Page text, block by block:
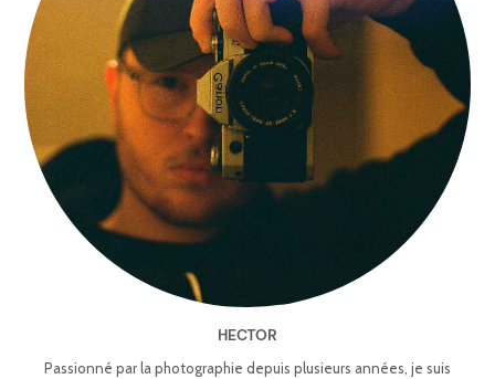
HECTOR
Passionné par la photographie depuis plusieurs années, je suis